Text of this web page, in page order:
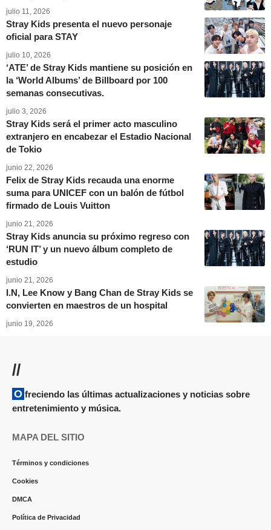
julio 11, 2026
Stray Kids presenta el nuevo personaje
oficial para STAY
julio 10, 2026
‘ATE’ de Stray Kids mantiene su posición en
la ‘World Albums’ de Billboard por 100
semanas consecutivas.
julio 3, 2026
Stray Kids será el primer acto masculino
extranjero en encabezar el Estadio Nacional
de Tokio
junio 22, 2026
Felix de Stray Kids recauda una enorme
suma para UNICEF con un balón de fútbol
firmado de Louis Vuitton
junio 21, 2026
Stray Kids anuncia su próximo regreso con
‘RUN IT’ y un nuevo álbum completo de
estudio
junio 21, 2026
I.N, Lee Know y Bang Chan de Stray Kids se
convierten en maestros de un hospital
junio 19, 2026
//
Ofreciendo las últimas actualizaciones y noticias sobre
entretenimiento y música.
MAPA DEL SITIO
Términos y condiciones
Cookies
DMCA
Política de Privacidad